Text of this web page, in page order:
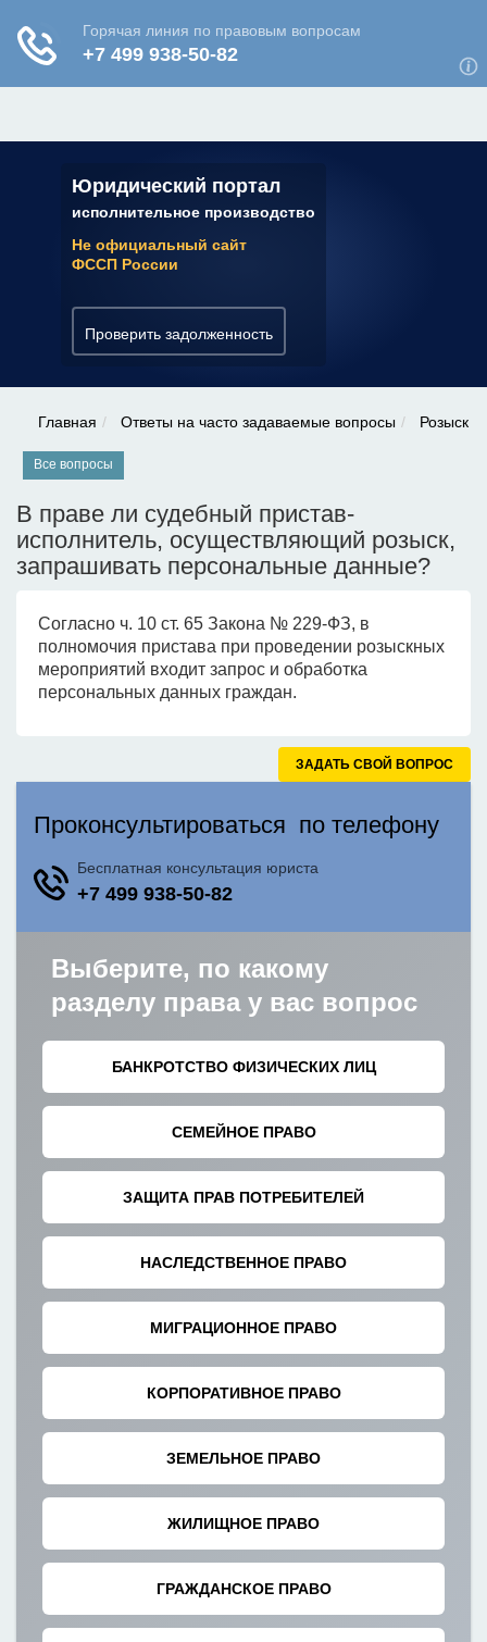
Юридический портал
исполнительное производство
Не официальный сайт
ФССП России
Проверить задолженность
✆ 7 (800) 350-22-64
Главная Ответы на часто задаваемые вопросы Розыск
Все вопросы
В праве ли судебный пристав-
исполнитель, осуществляющий розыск,
запрашивать персональные данные?
Согласно ч. 10 ст. 65 Закона № 229-ФЗ, в
полномочия пристава при проведении розыскных
мероприятий входит запрос и обработка
персональных данных граждан.